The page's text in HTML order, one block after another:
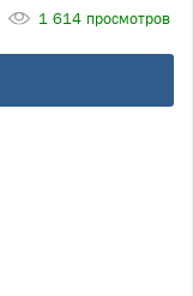
1 614 просмотров